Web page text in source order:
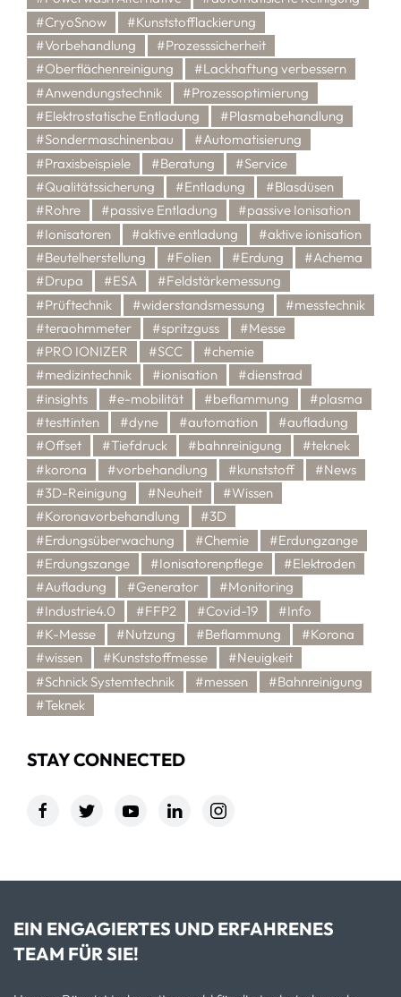
#CryoSnow
#Kunststofflackierung
#Vorbehandlung
#Prozesssicherheit
#Oberflächenreinigung
#Lackhaftung verbessern
#Anwendungstechnik
#Prozessoptimierung
#Elektrostatische Entladung
#Plasmabehandlung
#Sondermaschinenbau
#Automatisierung
#Praxisbeispiele
#Beratung
#Service
#Qualitätssicherung
#Entladung
#Blasdüsen
#Rohre
#passive Entladung
#passive Ionisation
#Ionisatoren
#aktive entladung
#aktive ionisation
#Beutelherstellung
#Folien #Erdung
#Achema
#Drupa
#ESA
#Feldstärkemessung
#Prüftechnik
#widerstandsmessung
#messtechnik
#teraohmmeter
#spritzguss
#Messe
#PRO IONIZER
#SCC
#chemie
#medizintechnik
#ionisation
#dienstrad
#insights
#e-mobilität #beflammung
#plasma
#testtinten
#dyne #automation
#aufladung
#Offset
#Tiefdruck #bahnreinigung
#teknek
#korona
#vorbehandlung #kunststoff
#News
#3D-Reinigung
#Neuheit
#Wissen
#Koronavorbehandlung
#3D
#Erdungsüberwachung
#Chemie
#Erdungzange
#Erdungszange
#Ionisatorenpflege
#Elektroden
#Aufladung
#Generator
#Monitoring
#Industrie4.0
#FFP2 #Covid-19
#Info
#K-Messe
#Nutzung #Beflammung
#Korona
#wissen
#Kunststoffmesse
#Neuigkeit
#Schnick Systemtechnik
#messen
#Bahnreinigung
#Teknek
STAY CONNECTED
EIN ENGAGIERTES UND ERFAHRENES
TEAM FÜR SIE!